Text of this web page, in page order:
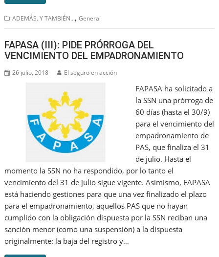
ADEMÁS. Y TAMBIÉN...,General
FAPASA (III): PIDE PRÓRROGA DEL
VENCIMIENTO DEL EMPADRONAMIENTO
26 julio, 2018 El seguro en acción
FAPASA ha solicitado a
la SSN una prórroga de
60 días (hasta el 30/9)
para el vencimiento del
empadronamiento de
PAS, que finaliza el 31
de julio. Hasta el
momento la SSN no ha respondido, por lo tanto el
vencimiento del 31 de julio sigue vigente. Asimismo, FAPASA
está haciendo gestiones para que una vez finalizado el plazo
para el empadronamiento, aquellos PAS que no hayan
cumplido con la obligación dispuesta por la SSN reciban una
sanción menor (como una suspensión) a la dispuesta
originalmente: la baja del registro y…